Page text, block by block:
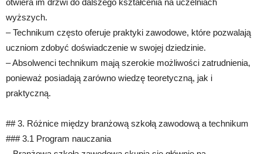
otwiera im drzwi do dalszego kształcenia na uczelniach
wyższych.
– Technikum często oferuje praktyki zawodowe, które pozwalają
uczniom zdobyć doświadczenie w swojej dziedzinie.
– Absolwenci technikum mają szerokie możliwości zatrudnienia,
ponieważ posiadają zarówno wiedzę teoretyczną, jak i
praktyczną.
## 3. Różnice między branżową szkołą zawodową a technikum
### 3.1 Program nauczania